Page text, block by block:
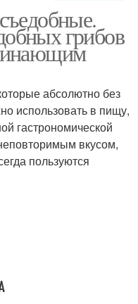
Осенние грибы
Ядовитые грибы
грибов
абсолютно без
использовать в пищу,
гастрономической
вкусом,
пользуются